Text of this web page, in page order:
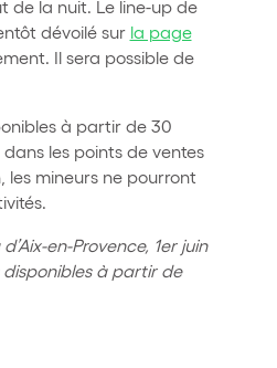
de la nuit. Le line-up de
dévoilé sur la page
Il sera possible de
à partir de 30
les points de ventes
les mineurs ne pourront
en-Provence, 1er juin
à partir de